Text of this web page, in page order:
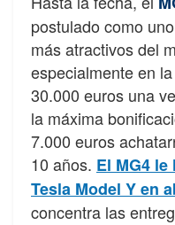
postulado como
más atractivos del
especialmente en
30.000 euros una
la máxima
7.000 euros
10 años. El MG4
Tesla Model Y en
concentra las